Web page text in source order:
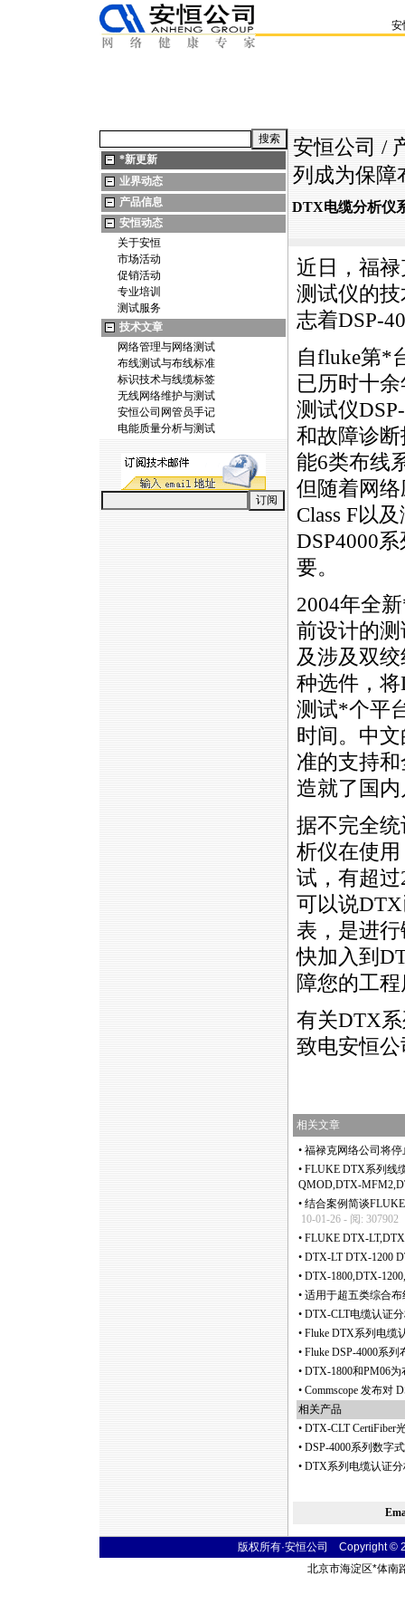
安
*新更新
业界动态
产品信息
安恒动态
关于安恒
市场活动
促销活动
专业培训
测试服务
技术文章
网络管理与网络测试
布线测试与布线标准
标识技术与线缆标签
无线网络维护与测试
安恒公司网管员手记
电能质量分析与测试
安恒公司 /
列成为保障
DTX电缆分析仪
近日，福
测试仪的
志着DSP-
自fluke第*
已历时十
测试仪
和故障诊
能6类布线
但随着网
Class F以
DSP4000
要。
2004年全新
前设计的
及涉及双
种选件，
测试*个平
时间。中
准的支持
造就了国
据不完全
析仪在使
试，有超
可以说
表，是进
快加入到
障您的工
有关DTX
致电安恒公
相关文章
• 福禄克网络公司将停
• FLUKE DTX系列线
QMOD,DTX-
• 结合案例简谈
10-01-26 - 阅: 307902
• FLUKE DTX-
• DTX-LT DTX-1200
• DTX-1800,DTX-
• 适用于超五类综合
• DTX-CLT电缆认证
• Fluke DTX系列电缆
• Fluke DSP-4000系
• DTX-1800和PM06
• Commscope 发布对
相关产品
• DTX-CLT CertiFiber
• DSP-4000系列数字
• DTX系列电缆认证
版权所有·安恒公司 Copyright
北京市海淀区*体南